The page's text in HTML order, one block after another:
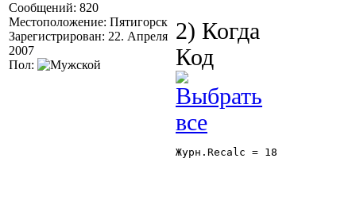
Сообщений: 820
Местоположение: Пятигорск
Зарегистрирован: 22. Апреля
2007
Пол:
2) Когда
Код
Журн.Recalc = 18